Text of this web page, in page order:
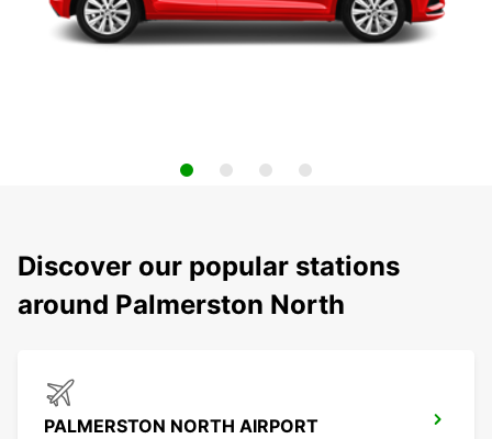
Discover our popular stations
around Palmerston North
PALMERSTON NORTH AIRPORT